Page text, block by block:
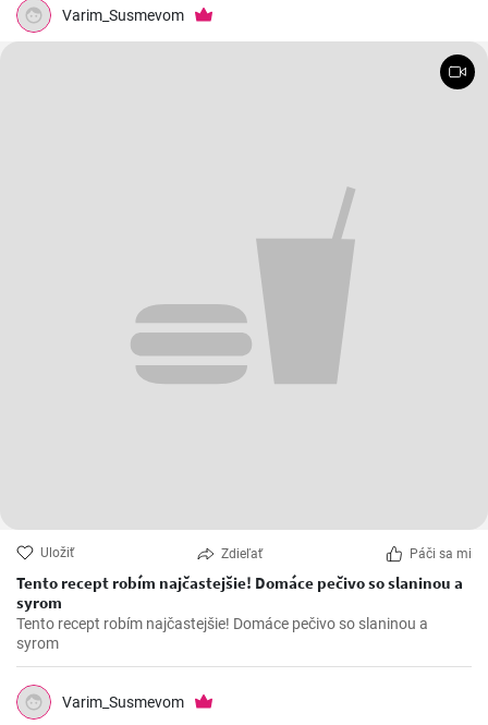
Varim_Susmevom
Uložiť Zdieľať Páči sa mi
Tento recept robím najčastejšie! Domáce pečivo so slaninou a
syrom
Tento recept robím najčastejšie! Domáce pečivo so slaninou a
syrom
Varim_Susmevom